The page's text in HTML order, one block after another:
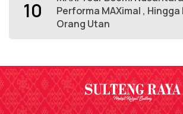
10
Performa MAXimal ,
Orang Utan